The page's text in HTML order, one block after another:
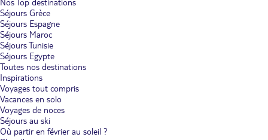
Nos Top destinations
Séjours Grèce
Séjours Espagne
Séjours Maroc
Séjours Tunisie
Séjours Egypte
Toutes nos destinations
Inspirations
Voyages tout compris
Vacances en solo
Voyages de noces
Séjours au ski
Où partir en février au soleil ?